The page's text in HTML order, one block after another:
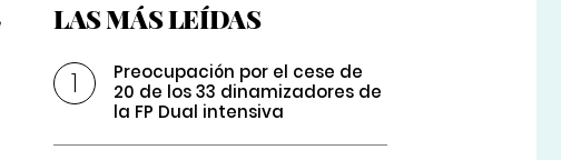
LAS MÁS LEÍDAS
Preocupación por el cese de
20 de los 33 dinamizadores de
la FP Dual intensiva